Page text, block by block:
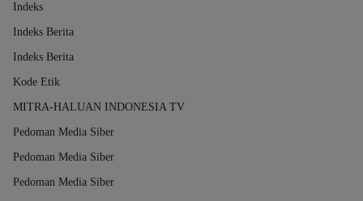
Indeks
Indeks Berita
Indeks Berita
Kode Etik
MITRA-HALUAN INDONESIA TV
Pedoman Media Siber
Pedoman Media Siber
Pedoman Media Siber